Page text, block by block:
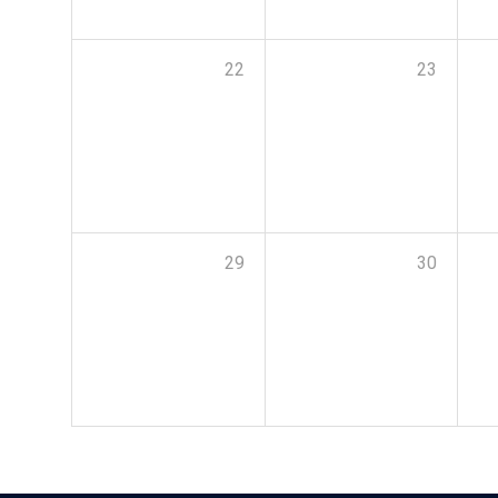
22 23
29 30